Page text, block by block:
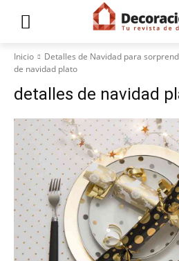
Inicio Detalles de Navidad para
de navidad plato
detalles de navidad